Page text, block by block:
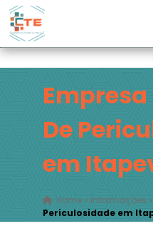
Empresa
De
em
Home» Informações »
Periculosidade em